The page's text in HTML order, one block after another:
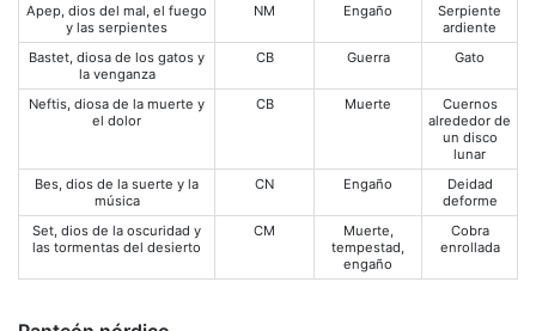
Apep, dios del mal, el fuego
y las serpientes
NM Engaño
Serpiente
ardiente
Bastet, diosa de los gatos y
la venganza
CB Guerra Gato
Neftis, diosa de la muerte y
el dolor
CB Muerte
Cuernos
alrededor de
un disco
lunar
Bes, dios de la suerte y la
música
CN Engaño
Deidad
deforme
Set, dios de la oscuridad y
las tormentas del desierto
CM
Muerte,
tempestad,
engaño
Cobra
enrollada